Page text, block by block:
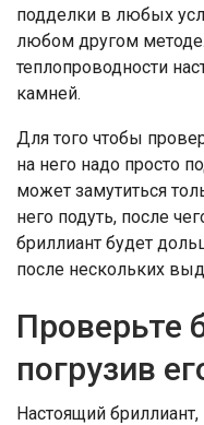
подделки в любых
любом другом
теплопроводности
камней.
Для того чтобы
на него надо просто
может замутиться
него подуть, после
бриллиант будет
после нескольких
Проверьте
погрузив
Настоящий